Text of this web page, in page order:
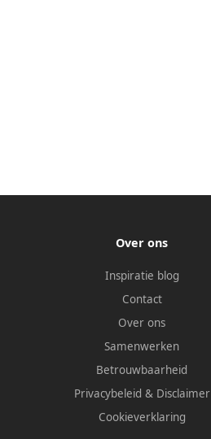
Over ons
Inspiratie blog
Contact
Over ons
Samenwerken
Betrouwbaarheid
Privacybeleid & Disclaimer
Cookieverklaring